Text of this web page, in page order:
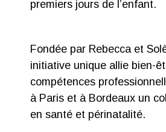
premiers jours de l’enfant.
Fondée par Rebecca et
initiative unique allie bien-
compétences
à Paris et à Bordeaux un
en santé et périnatalité.